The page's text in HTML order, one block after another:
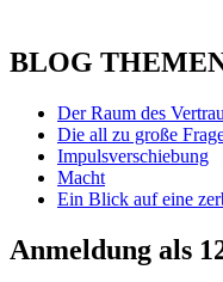
BLOG
Der Raum des
Die all zu große
Impulsverschiebung
Macht
Ein Blick auf eine
Anmeldung als